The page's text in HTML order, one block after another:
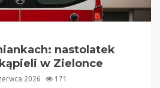
nastolatek
w Zielonce
2026 171